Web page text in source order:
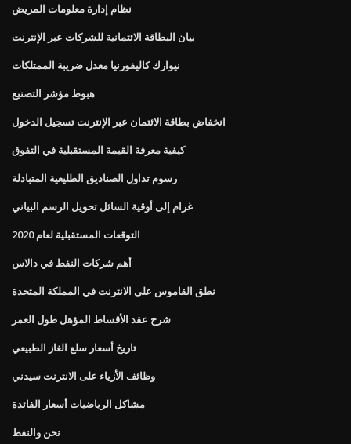
نظام إدارة معلومات المريض
بيان البطاقة الائتمانية للشركات عبر الإنترنت
نيوارك كاليفورنيا معدل ضريبة الممتلكات
هبوط مؤشر التصنيع
انخفاض بطاقة الائتمان عبر الإنترنت تسجيل الدخول
كيفية معرفة القيمة المستقبلية في التفوق
رسوم تداول الصناديق الطليعية المتبادلة
غرام إلى أوقية السائل تحويل الرسم البياني
التوقعات المستقبلية لعام 2020
أهم شركات النفط في دالاس
نطق القاموس على الانترنت في المملكة المتحدة
شرح عقد الأقساط المؤهل طول العمر
تاريخ أسعار سلع الغاز الطبيعي
وظائف الأزياء على الانترنت سيدني
مشاكل الرياضيات أسعار الفائدة
نحن والنفط